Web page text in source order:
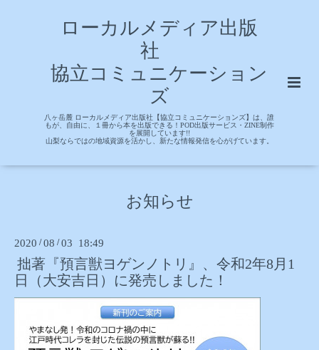
ローカルメディア出版
社
協立コミュニケーション
ズ
八ヶ岳麓 ローカルメディア出版社【協立コミュニケーションズ】は、誰
もが、自由に、１冊から本を出版できる！POD出版サービス・ZINE制作
を展開しています!!
山梨ならではの地域資源を活かし、新たな情報発信を心がげています。
お知らせ
2020 /08 /03 18:49
拙著『預言獣ヨゲンノトリ』、令和2年8月1
日（大安吉日）に発売しました！